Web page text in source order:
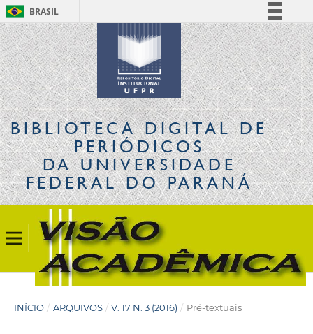
BRASIL
Simplifique!
Comunica BR
Participe
Acesso à informação
Legislação
Canais
BIBLIOTECA DIGITALDE
PERIÓDICOS
DA UNIVERSIDADE
FEDERAL DO PARANÁ
INÍCIO / ARQUIVOS / V. 17 N. 3 (2016) / Pré-textuais